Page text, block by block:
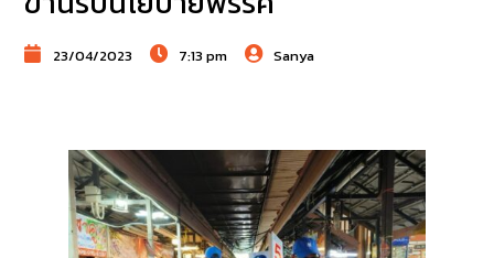
23/04/2023 7:13 pm Sanya